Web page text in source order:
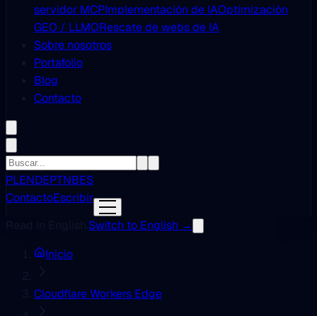
servidor MCPImplementación de IAOptimización
GEO / LLMORescate de webs de IA
Sobre nosotros
Portafolio
Blog
Contacto
PLENDEPTNBES
ContactoEscribir
Switch to English →
Inicio
Cloudflare Workers Edge